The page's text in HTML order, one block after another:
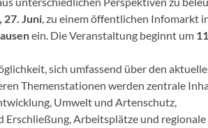
27. Juni, zu einem öffentlichen Infomarkt
ein. Die Veranstaltung beginnt um
sich umfassend über den
Themenstationen werden zentrale
Umwelt und Artenschutz,
Erschließung, Arbeitsplätze und